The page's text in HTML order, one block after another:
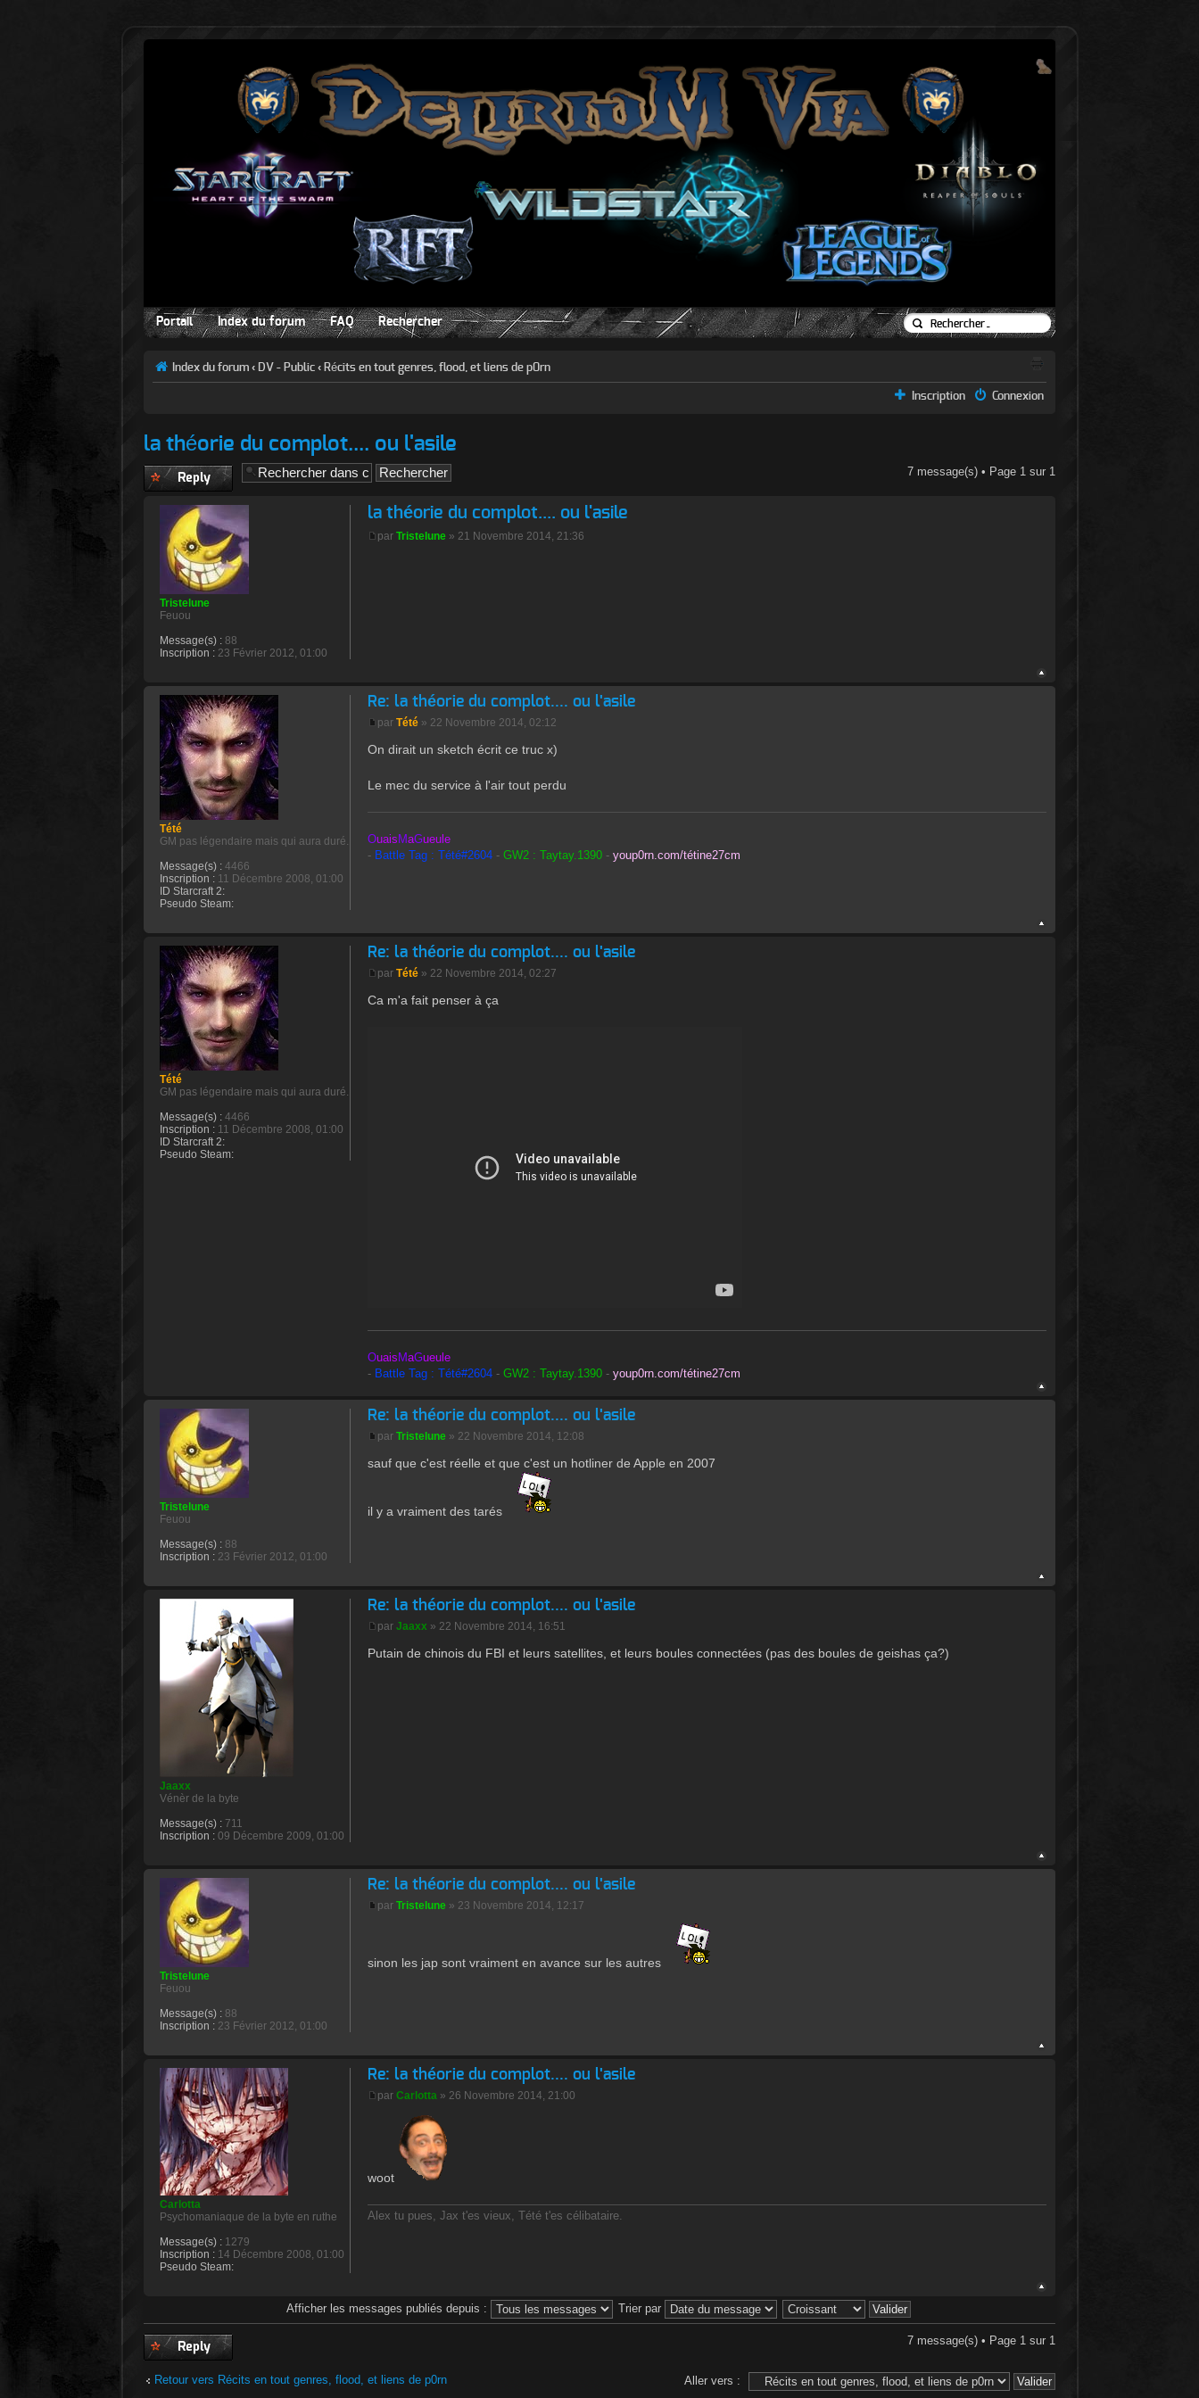
Portail Index du forum FAQ Rechercher
Index du forum ‹ DV - Public ‹ Récits en tout genres, flood, et liens de p0rn
Inscription Connexion
la théorie du complot.... ou l'asile
Publier une
réponse
7 message(s) • Page 1 sur 1
la théorie du complot.... ou l'asile
par Tristelune» 21 Novembre 2014, 21:36
Tristelune
Feuou
Message(s) : 88
Inscription : 23 Février 2012, 01:00
Re: la théorie du complot.... ou l'asile
par Tété» 22 Novembre 2014, 02:12
On dirait un sketch écrit ce truc x)
Le mec du service à l'air tout perdu
Ouais MaGueule
- Battle Tag : Tété#2604- GW2 : Taytay.1390- youp0rn.com/tétine27cm
Tété
GM pas légendaire mais qui aura duré.
Message(s) : 4466
Inscription : 11 Décembre 2008, 01:00
ID Starcraft 2:
Pseudo Steam:
Re: la théorie du complot.... ou l'asile
par Tété» 22 Novembre 2014, 02:27
Ca m'a fait penser à ça
Ouais MaGueule
- Battle Tag : Tété#2604- GW2 : Taytay.1390- youp0rn.com/tétine27cm
Tété
GM pas légendaire mais qui aura duré.
Message(s) : 4466
Inscription : 11 Décembre 2008, 01:00
ID Starcraft 2:
Pseudo Steam:
Re: la théorie du complot.... ou l'asile
par Tristelune» 22 Novembre 2014, 12:08
sauf que c'est réelle et que c'est un hotliner de Apple en 2007
il y a vraiment des tarés
Tristelune
Feuou
Message(s) : 88
Inscription : 23 Février 2012, 01:00
Re: la théorie du complot.... ou l'asile
par Jaaxx» 22 Novembre 2014, 16:51
Putain de chinois du FBI et leurs satellites, et leurs boules connectées (pas des boules de geishas ça?)
Jaaxx
Vénèr de la byte
Message(s) : 711
Inscription : 09 Décembre 2009, 01:00
Re: la théorie du complot.... ou l'asile
par Tristelune» 23 Novembre 2014, 12:17
sinon les jap sont vraiment en avance sur les autres
Tristelune
Feuou
Message(s) : 88
Inscription : 23 Février 2012, 01:00
Re: la théorie du complot.... ou l'asile
par Carlotta» 26 Novembre 2014, 21:00
woot
Alex tu pues, Jax t'es vieux, Tété t'es célibataire.
Carlotta
Psychomaniaque de la byte en ruthe
Message(s) : 1279
Inscription : 14 Décembre 2008, 01:00
Pseudo Steam:
Afficher les messages publiés depuis : Trier par
Publier une
réponse
7 message(s) • Page 1 sur 1
Retour vers Récits en tout genres, flood, et liens de p0rn Aller vers :